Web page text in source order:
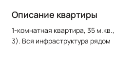
Описание квартиры
1-комнатная квартира, 35
3). Вся инфраструктура рядом